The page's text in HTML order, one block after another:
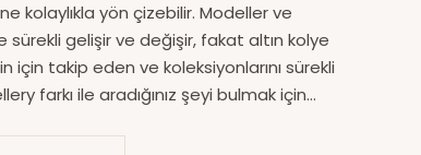
kolaylıkla yön çizebilir. Modeller ve
gelişir ve değişir, fakat altın kolye
takip eden ve koleksiyonlarını sürekli
farkı ile aradığınız şeyi bulmak için